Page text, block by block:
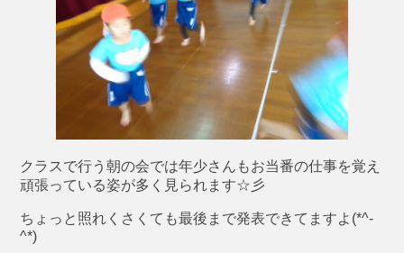
クラスで行う朝の会では年少さんもお当番の仕事を覚え
頑張っている姿が多く見られます☆彡
ちょっと照れくさくても最後まで発表できてますよ(*^-
^*)